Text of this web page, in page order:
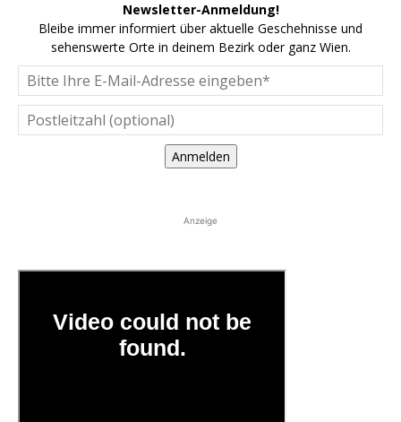
Newsletter-Anmeldung!
Bleibe immer informiert über aktuelle Geschehnisse und
sehenswerte Orte in deinem Bezirk oder ganz Wien.
Anmelden
Anzeige